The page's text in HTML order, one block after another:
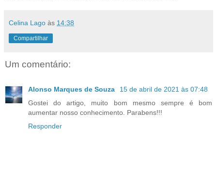
Celina Lago às 14:38
Compartilhar
Um comentário:
Alonso Marques de Souza
15 de abril de 2021 às 07:48
Gostei do artigo, muito bom mesmo sempre é bom
aumentar nosso conhecimento. Parabens!!!
Responder